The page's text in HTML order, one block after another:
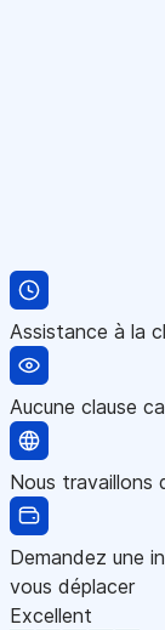
Assistance à la
Aucune clause
Nous travaillons
Demandez une
vous déplacer
Excellent